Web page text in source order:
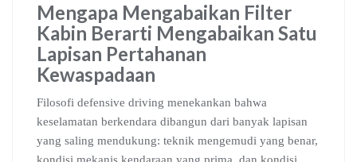
Mengapa Mengabaikan Filter
Kabin Berarti Mengabaikan Satu
Lapisan Pertahanan
Kewaspadaan
Filosofi defensive driving menekankan bahwa
keselamatan berkendara dibangun dari banyak lapisan
yang saling mendukung: teknik mengemudi yang benar,